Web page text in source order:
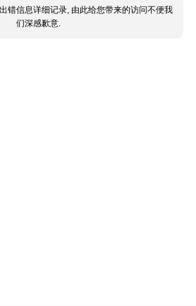
错信息详细记录, 由此给您带来的访问不便我
们深感歉意.